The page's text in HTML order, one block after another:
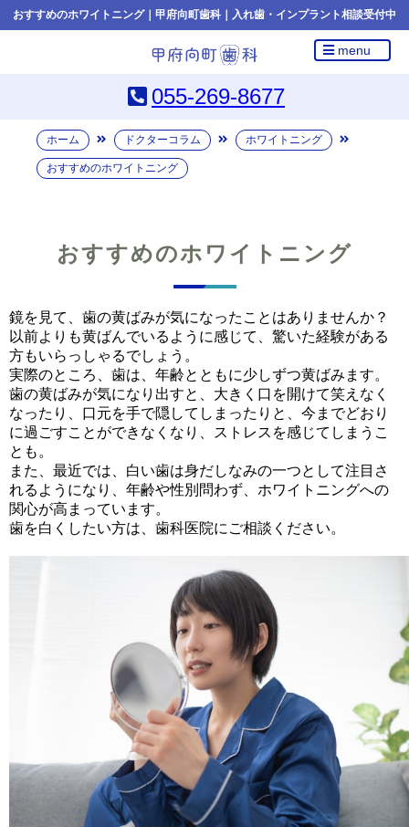
おすすめのホワイトニング｜甲府向町歯科｜入れ歯・インプラント相談受付中
menu
055-269-8677
ホーム ドクターコラム ホワイトニング
おすすめのホワイトニング
おすすめのホワイトニング
鏡を見て、歯の黄ばみが気になったことはありませんか？
以前よりも黄ばんでいるように感じて、驚いた経験がある
方もいらっしゃるでしょう。
実際のところ、歯は、年齢とともに少しずつ黄ばみます。
歯の黄ばみが気になり出すと、大きく口を開けて笑えなく
なったり、口元を手で隠してしまったりと、今までどおり
に過ごすことができなくなり、ストレスを感じてしまうこ
とも。
また、最近では、白い歯は身だしなみの一つとして注目さ
れるようになり、年齢や性別問わず、ホワイトニングへの
関心が高まっています。
歯を白くしたい方は、歯科医院にご相談ください。